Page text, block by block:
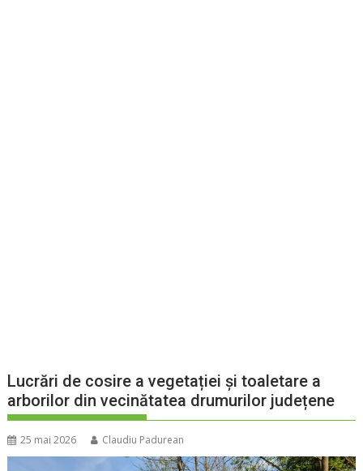
Lucrări de cosire a vegetației și toaletare a
arborilor din vecinătatea drumurilor județene
25 mai 2026 Claudiu Padurean